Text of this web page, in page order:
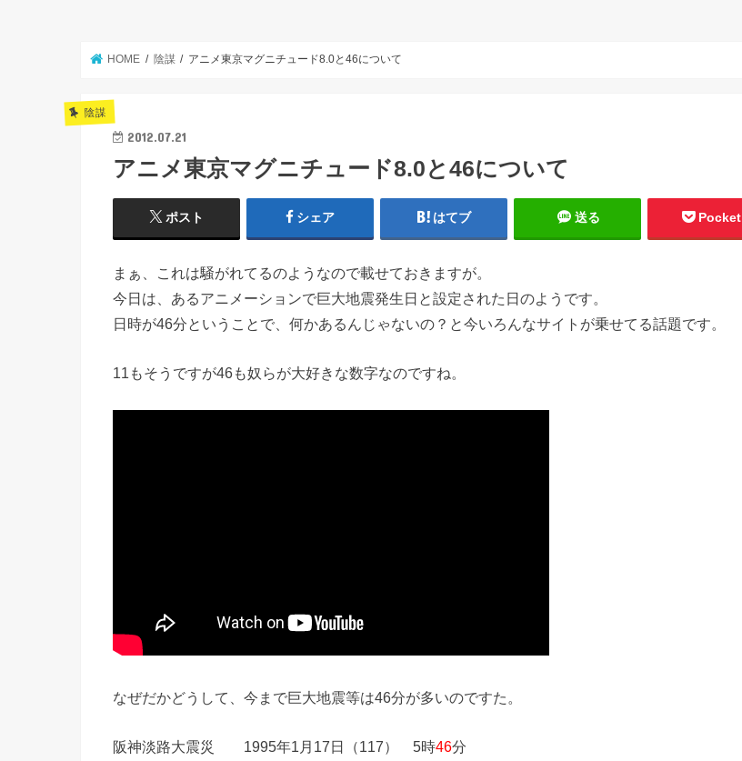
HOME 陰謀 アニメ東京マグニチュード8.0と46について
陰謀
2012.07.21
アニメ東京マグニチュード8.0と46について
ポスト シェア はてブ 送る Pocket
まぁ、これは騒がれてるのようなので載せておきますが。
今日は、あるアニメーションで巨大地震発生日と設定された日のようです。
日時が46分ということで、何かあるんじゃないの？と今いろんなサイトが乗せてる話題です。
11もそうですが46も奴らが大好きな数字なのですね。
なぜだかどうして、今まで巨大地震等は46分が多いのですた。
阪神淡路大震災 1995年1月17日（117） 5時46分